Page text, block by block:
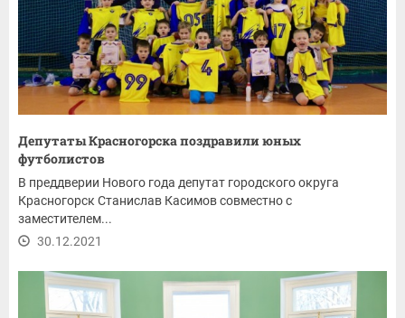
Депутаты Красногорска поздравили юных
футболистов
В преддверии Нового года депутат городского округа
Красногорск Станислав Касимов совместно с
заместителем...
30.12.2021